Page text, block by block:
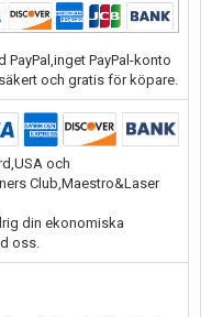
PayPal,inget PayPal-konto
och gratis för köpare.
och
Club,Maestro&Laser
din ekonomiska
oss.